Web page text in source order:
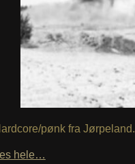
pønk fra Jørpeland.
hele…